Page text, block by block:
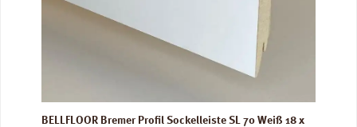
BELLFLOOR Bremer Profil Sockelleiste SL 70 Weiß 18 x